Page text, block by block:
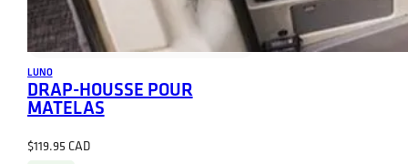
LUNO
DRAP-HOUSSE POUR
MATELAS
$119.95